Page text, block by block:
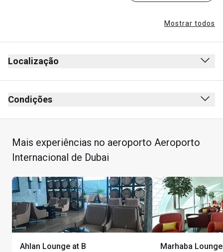
Mostrar todos
Localização
Partidas
Após verificação de segurança
Condições
Não é permitido fumar (incluindo vaporizador)
Sem código de vestuário
Crianças não são admitidas
visita à sala VIP para aproveitar uma máscara facial com
uma sessão de massagem autônoma de 20 minutos em
uma cadeira de massagem (no valor de US$ 45). O
tratamento representa uma única visita à sala VIP na
alocação de visita à sala VIP existente pela qual o titular
Mais experiências no aeroporto Aeroporto
Internacional de Dubai
Ahlan Lounge at B Marhaba Lounge